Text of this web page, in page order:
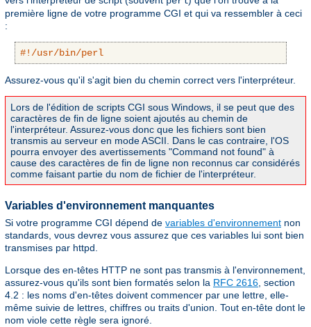
première ligne de votre programme CGI et qui va ressembler à ceci
:
#!/usr/bin/perl
Assurez-vous qu'il s'agit bien du chemin correct vers l'interpréteur.
Lors de l'édition de scripts CGI sous Windows, il se peut que des
caractères de fin de ligne soient ajoutés au chemin de
l'interpréteur. Assurez-vous donc que les fichiers sont bien
transmis au serveur en mode ASCII. Dans le cas contraire, l'OS
pourra envoyer des avertissements "Command not found" à
cause des caractères de fin de ligne non reconnus car considérés
comme faisant partie du nom de fichier de l'interpréteur.
Variables d'environnement manquantes
Si votre programme CGI dépend de variables d'environnement non
standards, vous devrez vous assurez que ces variables lui sont bien
transmises par httpd.
Lorsque des en-têtes HTTP ne sont pas transmis à l'environnement,
assurez-vous qu'ils sont bien formatés selon la RFC 2616, section
4.2 : les noms d'en-têtes doivent commencer par une lettre, elle-
même suivie de lettres, chiffres ou traits d'union. Tout en-tête dont le
nom viole cette règle sera ignoré.